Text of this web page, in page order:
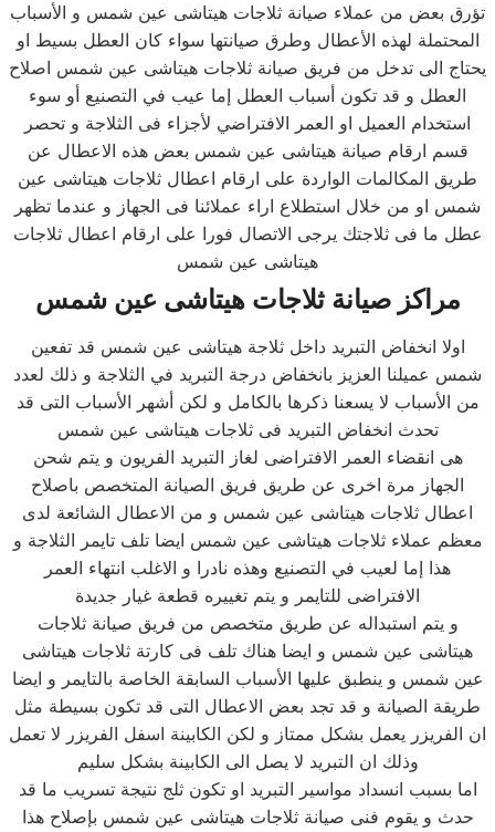
تؤرق بعض من عملاء صيانة ثلاجات هيتاشى عين شمس و الأسباب
المحتملة لهذه الأعطال وطرق صيانتها سواء كان العطل بسيط او
يحتاج الى تدخل من فريق صيانة ثلاجات هيتاشى عين شمس اصلاح
العطل و قد تكون أسباب العطل إما عيب في التصنيع أو سوء
استخدام العميل او العمر الافتراضي لأجزاء فى الثلاجة و تحصر
قسم ارقام صيانة هيتاشى عين شمس بعض هذه الاعطال عن
طريق المكالمات الواردة على ارقام اعطال ثلاجات هيتاشى عين
شمس او من خلال استطلاع اراء عملائنا فى الجهاز و عندما تظهر
عطل ما فى ثلاجتك يرجى الاتصال فورا على ارقام اعطال ثلاجات
هيتاشى عين شمس
مراكز صيانة ثلاجات هيتاشى عين شمس
اولا انخفاض التبريد داخل ثلاجة هيتاشى عين شمس قد تفعين
شمس عميلنا العزيز بانخفاض درجة التبريد في الثلاجة و ذلك لعدد
من الأسباب لا يسعنا ذكرها بالكامل و لكن أشهر الأسباب التى قد
تحدث انخفاض التبريد فى ثلاجات هيتاشى عين شمس
هى انقضاء العمر الافتراضى لغاز التبريد الفريون و يتم شحن
الجهاز مرة اخرى عن طريق فريق الصيانة المتخصص باصلاح
اعطال ثلاجات هيتاشى عين شمس و من الاعطال الشائعة لدى
معظم عملاء ثلاجات هيتاشى عين شمس ايضا تلف تايمر الثلاجة و
هذا إما لعيب في التصنيع وهذه نادرا و الاغلب انتهاء العمر
الافتراضى للتايمر و يتم تغييره قطعة غيار جديدة
و يتم استبداله عن طريق متخصص من فريق صيانة ثلاجات
هيتاشى عين شمس و ايضا هناك تلف فى كارتة ثلاجات هيتاشى
عين شمس و ينطبق عليها الأسباب السابقة الخاصة بالتايمر و ايضا
طريقة الصيانة و قد تجد بعض الاعطال التى قد تكون بسيطة مثل
ان الفريزر يعمل بشكل ممتاز و لكن الكابينة اسفل الفريزر لا تعمل
وذلك ان التبريد لا يصل الى الكابينة بشكل سليم
اما بسبب انسداد مواسير التبريد او تكون ثلج نتيجة تسريب ما قد
حدث و يقوم فنى صيانة ثلاجات هيتاشى عين شمس بإصلاح هذا